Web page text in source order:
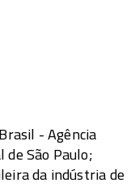
- Agência
de São Paulo;
da indústria de